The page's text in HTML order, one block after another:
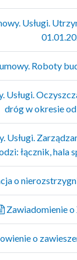
Usługi.
Roboty
Usługi.
dróg w okresie
Usługi.
łącznik, hala
o
Zawiadomienie o
o